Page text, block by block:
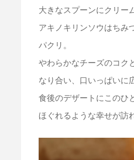
大きなスプーンにクリー
アキノキリンソウはちみ
パクリ。
やわらかなチーズのコク
なり合い、口いっぱいに
食後のデザートにこのひ
ほぐれるような幸せが訪